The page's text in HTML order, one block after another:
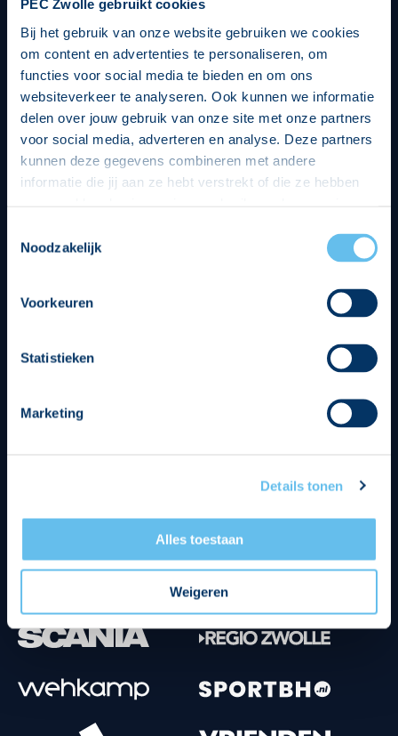
PEC Zwolle gebruikt cookies
Bij het gebruik van onze website gebruiken we cookies
om content en advertenties te personaliseren, om
functies voor social media te bieden en om ons
websiteverkeer te analyseren. Ook kunnen we informatie
delen over jouw gebruik van onze site met onze partners
voor social media, adverteren en analyse. Deze partners
kunnen deze gegevens combineren met andere
informatie die jij aan ze hebt verstrekt of die ze hebben
op een veilige en integere wijze. Je kunt je toestemming
beheren op de privacy- en cookieverklaring pagina.
Noodzakelijk
Voorkeuren
Statistieken
Marketing
Details tonen
Alles toestaan
Weigeren